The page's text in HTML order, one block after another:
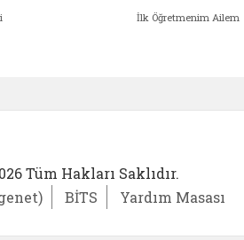
İlk Öğretmenim Ailem
Tüm Hakları Saklıdır.
BİTS Yardım Masası